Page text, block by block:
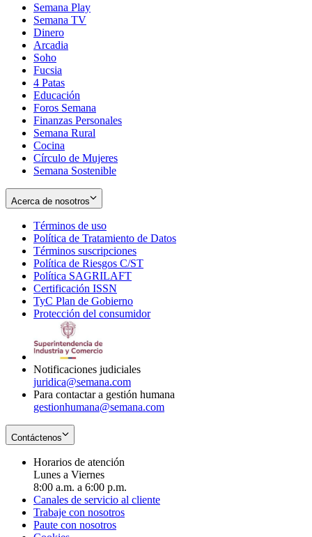
Semana Play
Semana TV
Dinero
Arcadia
Soho
in
new
window
Fucsia
in
new
window
4 Patas
Educación
Foros Semana
Finanzas Personales
Semana Rural
Cocina
Círculo de Mujeres
Semana Sostenible
Acerca de nosotros
Términos de uso
in
new
window
Política de Tratamiento de Datos
Términos suscripciones
in
Política de Riesgos C/ST
Política SAGRILAFT
new
window
Certificación ISSN
in
new
TyC Plan de Gobierno
in
Protección del consumidorOpens
Notificaciones judiciales
juridica@semana.com
Para contactar a gestión humana
gestionhumana@semana.com
Contáctenos
Horarios de atención
Lunes a Viernes
8:00 a.m. a 6:00 p.m.
Canales de servicio al cliente
Trabaje con nosotros
Paute con nosotros